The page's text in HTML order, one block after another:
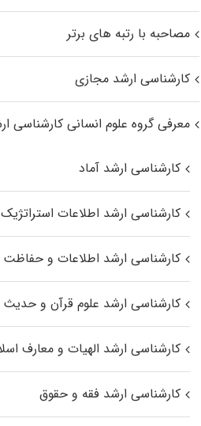
مصاحبه با رتبه های برتر
کارشناسی ارشد مجازی
معرفی گروه علوم انسانی کارشناسی
کارشناسی ارشد آماد
کارشناسی ارشد اطلاعات استراتژیک
کارشناسی ارشد اطلاعات و حفاظت
کارشناسی ارشد علوم قرآن و حدیث
کارشناسی ارشد الهیات و
کارشناسی ارشد فقه و حقوق